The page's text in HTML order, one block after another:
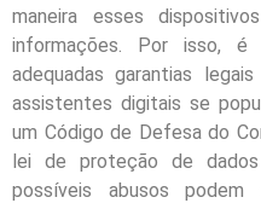
maneira esses
informações. Por isso, é
adequadas garantias
assistentes digitais se
um Código de Defesa do
lei de proteção de
possíveis abusos